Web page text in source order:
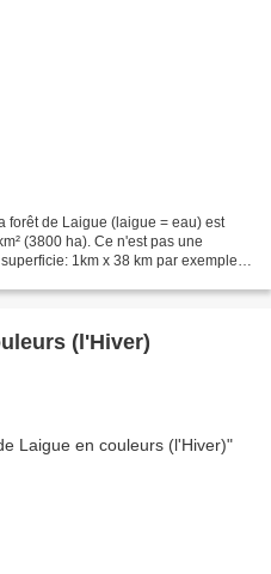
forêt de Laigue (laigue = eau) est
(3800 ha). Ce n'est pas une
1km x 38 km par exemple
(l'Hiver)